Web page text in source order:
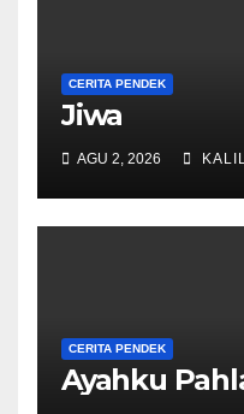
CERITA PENDEK
Jiwa
AGU 2, 2026
CERITA PENDEK
Ayahku